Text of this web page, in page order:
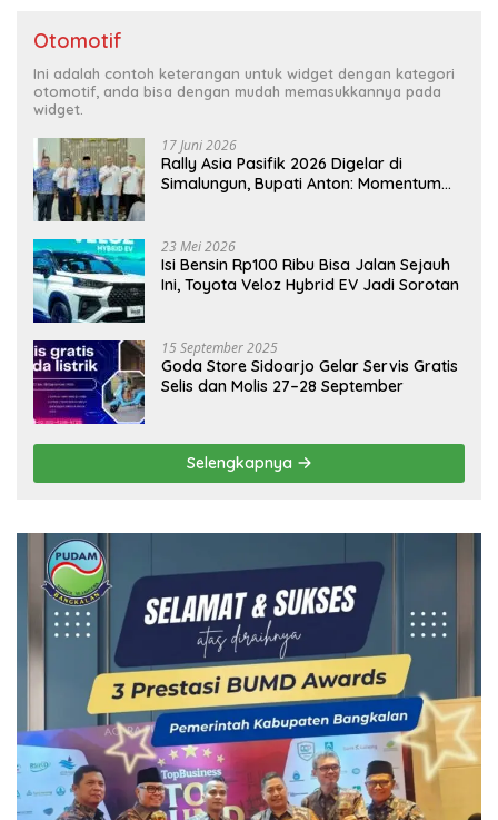
Otomotif
Ini adalah contoh keterangan untuk widget dengan kategori
otomotif, anda bisa dengan mudah memasukkannya pada
widget.
17 Juni 2026
Rally Asia Pasifik 2026 Digelar di
Simalungun, Bupati Anton: Momentum
23 Mei 2026
Isi Bensin Rp100 Ribu Bisa Jalan Sejauh
Ini, Toyota Veloz Hybrid EV Jadi Sorotan
15 September 2025
Goda Store Sidoarjo Gelar Servis Gratis
Selis dan Molis 27–28 September
Selengkapnya